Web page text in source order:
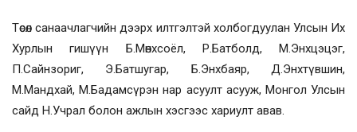
Төсөл санаачлагчийн дээрх илтгэлтэй холбогдуулан Улсын Их
Хурлын гишүүн Б.Мөнхсоёл, Р.Батболд, М.Энхцэцэг,
П.Сайнзориг, Э.Батшугар, Б.Энхбаяр, Д.Энхтүвшин,
М.Мандхай, М.Бадамсүрэн нар асуулт асууж, Монгол Улсын
сайд Н.Учрал болон ажлын хэсгээс хариулт авав.